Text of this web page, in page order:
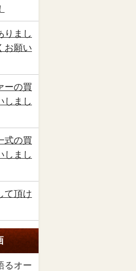
りまし
お願い
ーの買
しまし
式の買
しまし
て頂け
るオー